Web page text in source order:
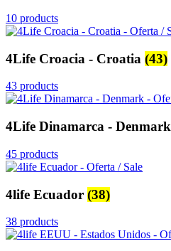
10 products
4Life Croacia - Croatia (43)
43 products
4Life Dinamarca - Denmark
45 products
4life Ecuador (38)
38 products